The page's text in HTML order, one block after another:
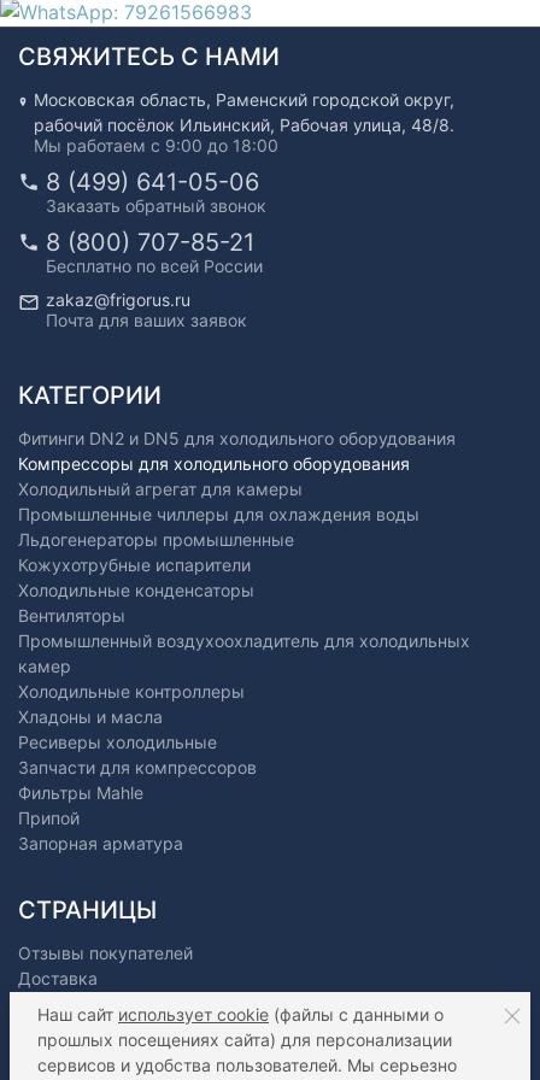
СВЯЖИТЕСЬ С НАМИ
Московская область, Раменский городской округ,
рабочий посёлок Ильинский, Рабочая улица, 48/8.
Мы работаем с 9:00 до 18:00
8 (499) 641-05-06
Заказать обратный звонок
8 (800) 707-85-21
Бесплатно по всей России
zakaz@frigorus.ru
Почта для ваших заявок
КАТЕГОРИИ
Фитинги DN2 и DN5 для холодильного оборудования
Компрессоры для холодильного оборудования
Холодильный агрегат для камеры
Промышленные чиллеры для охлаждения воды
Льдогенераторы промышленные
Кожухотрубные испарители
Холодильные конденсаторы
Вентиляторы
Промышленный воздухоохладитель для холодильных
камер
Холодильные контроллеры
Хладоны и масла
Ресиверы холодильные
Запчасти для компрессоров
Фильтры Mahle
Припой
Запорная арматура
СТРАНИЦЫ
Отзывы покупателей
Доставка
Оплата
Как сделать заказ?
Наш сайт использует cookie (файлы с данными о
прошлых посещениях сайта) для персонализации
сервисов и удобства пользователей. Мы серьезно